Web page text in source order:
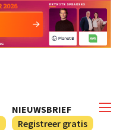
NIEUWSBRIEF
Registreer gratis